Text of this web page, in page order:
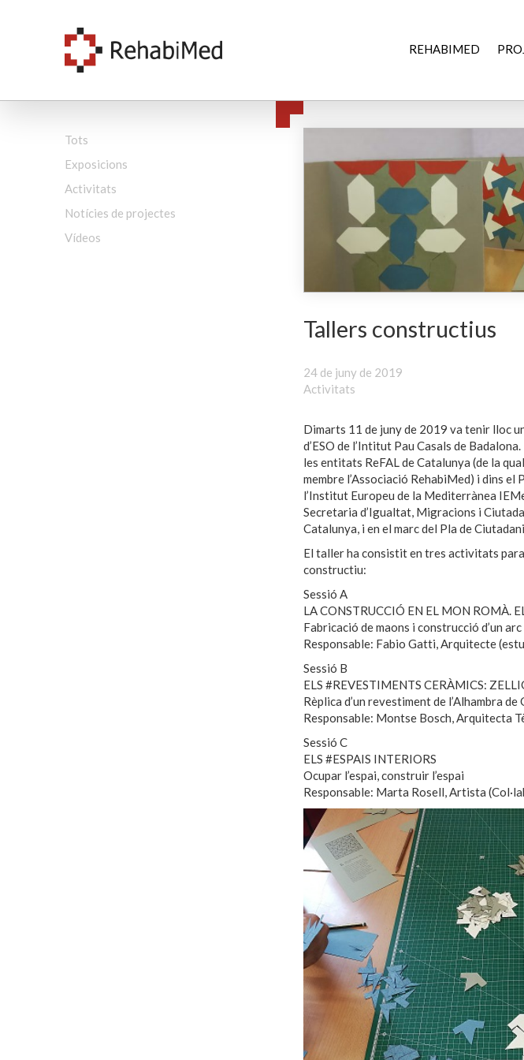
REHABIMED
Tots
Exposicions
Activitats
Notícies de projectes
Vídeos
Tallers constructius
24 de juny de 2019
Activitats
Dimarts 11 de juny de 2019 va tenir lloc
d’ESO de l’Intitut Pau Casals de
les entitats ReFAL de Catalunya (de la qual
membre l’Associació RehabiMed) i dins
l’Institut Europeu de la Mediterrànea
Secretaria d’Igualtat, Migracions i
Catalunya, i en el marc del Pla de
El taller ha consistit en tres activitats
constructiu:
Sessió A
LA CONSTRUCCIÓ EN EL MON ROMÀ.
Fabricació de maons i construcció d’un arc
Responsable: Fabio Gatti, Arquitecte
Sessió B
ELS #REVESTIMENTS CERÀMICS:
Rèplica d’un revestiment de l’Alhambra de
Responsable: Montse Bosch, Arquitecta
Sessió C
ELS #ESPAIS INTERIORS
Ocupar l’espai, construir l’espai
Responsable: Marta Rosell, Artista